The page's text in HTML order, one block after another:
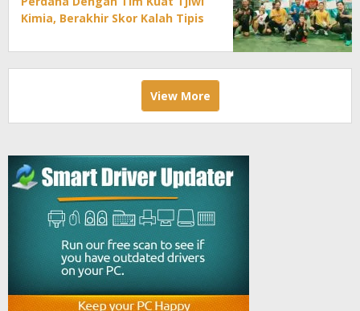
Kimia, Berakhir Skor Kalah Tipis
View More